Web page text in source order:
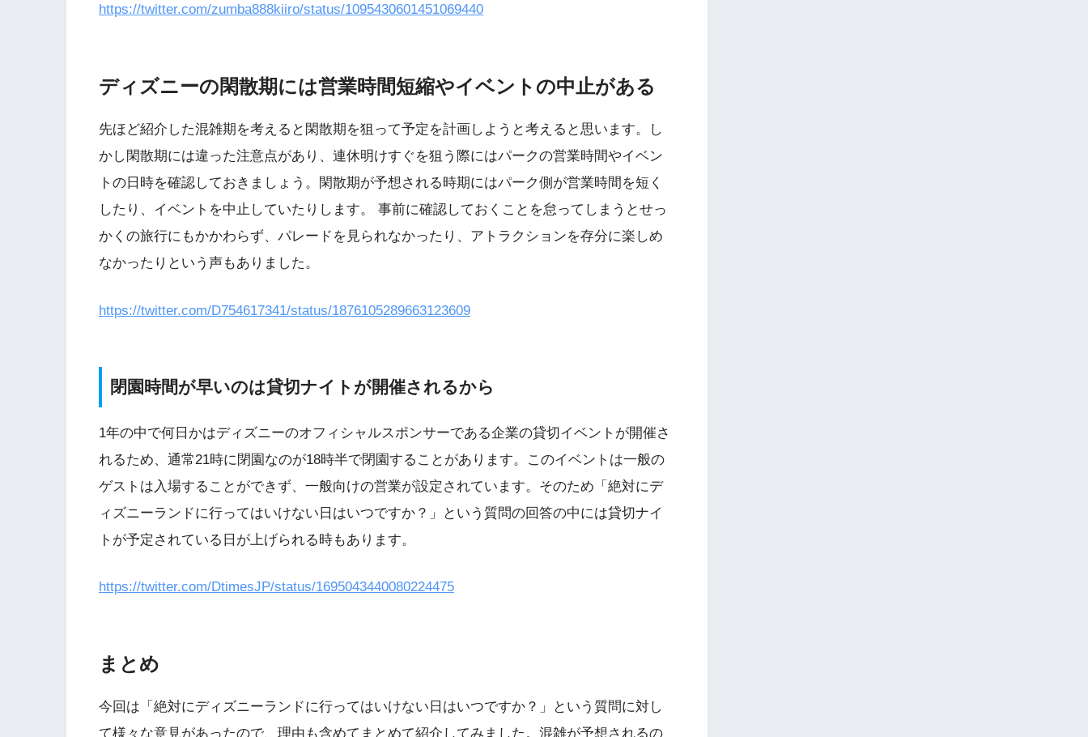
https://twitter.com/zumba888kiiro/status/1095430601451069440
ディズニーの閑散期には営業時間短縮やイベントの中止がある
先ほど紹介した混雑期を考えると閑散期を狙って予定を計画しようと考えると思います。し
かし閑散期には違った注意点があり、連休明けすぐを狙う際にはパークの営業時間やイベン
トの日時を確認しておきましょう。閑散期が予想される時期にはパーク側が営業時間を短く
したり、イベントを中止していたりします。 事前に確認しておくことを怠ってしまうとせっ
かくの旅行にもかかわらず、パレードを見られなかったり、アトラクションを存分に楽しめ
なかったりという声もありました。
https://twitter.com/D754617341/status/1876105289663123609
閉園時間が早いのは貸切ナイトが開催されるから
1年の中で何日かはディズニーのオフィシャルスポンサーである企業の貸切イベントが開催さ
れるため、通常21時に閉園なのが18時半で閉園することがあります。このイベントは一般の
ゲストは入場することができず、一般向けの営業が設定されています。そのため「絶対にデ
ィズニーランドに行ってはいけない日はいつですか？」という質問の回答の中には貸切ナイ
トが予定されている日が上げられる時もあります。
https://twitter.com/DtimesJP/status/1695043440080224475
まとめ
今回は「絶対にディズニーランドに行ってはいけない日はいつですか？」という質問に対し
て様々な意見があったので、理由も含めてまとめて紹介してみました。混雑が予想されるの